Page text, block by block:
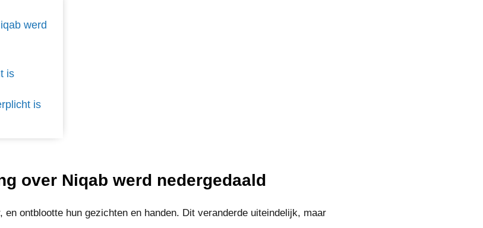
werd
is
is
over Niqab werd nedergedaald
en ontblootte hun gezichten en handen. Dit veranderde uiteindelijk, maar